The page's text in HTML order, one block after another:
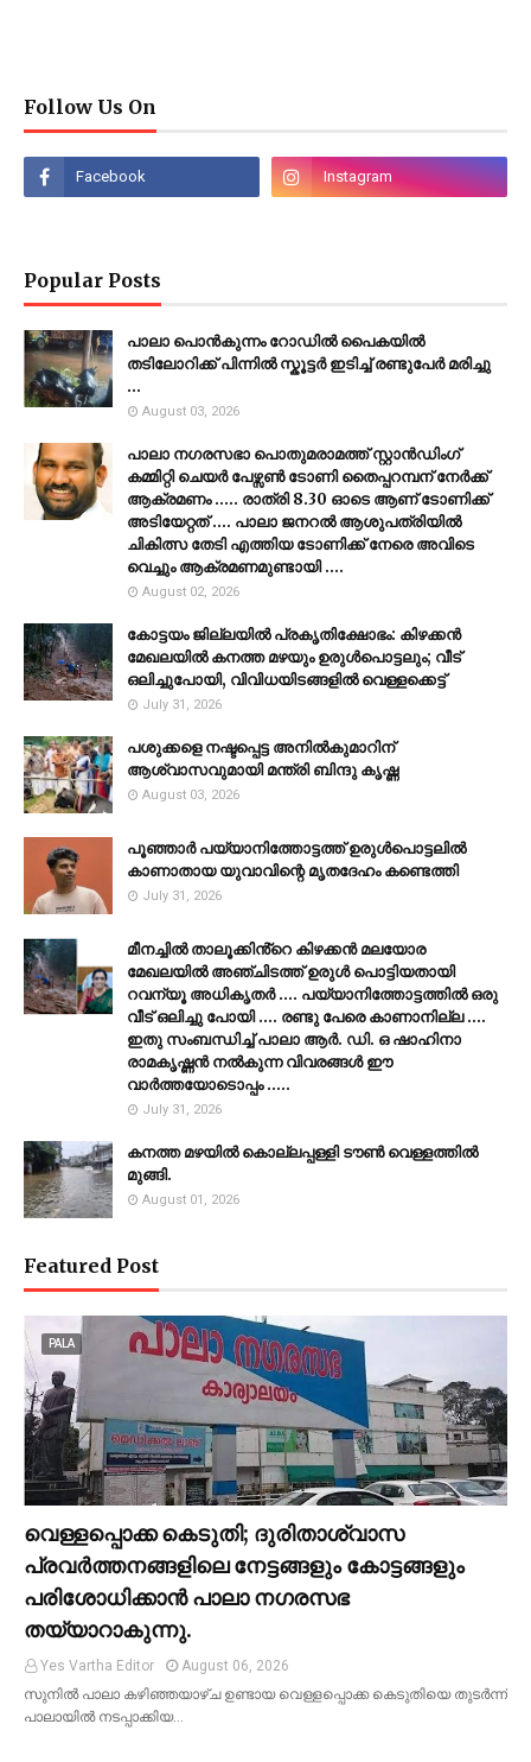
Follow Us On
Popular Posts
പാലാ പൊൻകുന്നം റോഡിൽ പൈകയിൽ
തടിലോറിക്ക് പിന്നിൽ സ്കൂട്ടർ ഇടിച്ച് രണ്ടുപേർ മരിച്ചു
...
August 03, 2026
പാലാ നഗരസഭാ പൊതുമരാമത്ത് സ്റ്റാൻഡിംഗ്
കമ്മിറ്റി ചെയർ പേഴ്സൺ ടോണി തൈപ്പറമ്പന് നേർക്ക്
ആക്രമണം ..... രാത്രി 8.30 ഓടെ ആണ് ടോണിക്ക്
അടിയേറ്റത് .... പാലാ ജനറൽ ആശുപത്രിയിൽ
ചികിത്സ തേടി എത്തിയ ടോണിക്ക് നേരെ അവിടെ
വെച്ചും ആക്രമണമുണ്ടായി ....
August 02, 2026
കോട്ടയം ജില്ലയില്‍ പ്രകൃതിക്ഷോഭം: കിഴക്കന്‍
മേഖലയില്‍ കനത്ത മഴയും ഉരുള്‍പൊട്ടലും; വീട്
ഒലിച്ചുപോയി, വിവിധയിടങ്ങളില്‍ വെള്ളക്കെട്ട്
July 31, 2026
പശുക്കളെ നഷ്ടപ്പെട്ട അനിൽകുമാറിന്
ആശ്വാസവുമായി മന്ത്രി ബിന്ദു കൃഷ്ണ
August 03, 2026
പൂഞ്ഞാര്‍ പയ്യാനിത്തോട്ടത്ത് ഉരുള്‍പൊട്ടലില്‍
കാണാതായ യുവാവിന്റെ മൃതദേഹം കണ്ടെത്തി
July 31, 2026
മീനച്ചിൽ താലൂക്കിൻ്റെ കിഴക്കൻ മലയോര
മേഖലയിൽ അഞ്ചിടത്ത് ഉരുൾ പൊട്ടിയതായി
റവന്യൂ അധികൃതർ .... പയ്യാനിത്തോട്ടത്തിൽ ഒരു
വീട് ഒലിച്ചു പോയി .... രണ്ടു പേരെ കാണാനില്ല ....
ഇതു സംബന്ധിച്ച് പാലാ ആർ. ഡി. ഒ ഷാഹിനാ
രാമകൃഷ്ണൻ നൽകുന്ന വിവരങ്ങൾ ഈ
വാർത്തയോടൊപ്പം .....
July 31, 2026
കനത്ത മഴയില്‍ കൊല്ലപ്പള്ളി ടൗണ്‍ വെള്ളത്തില്‍
മുങ്ങി.
August 01, 2026
Featured Post
PALA
വെള്ളപ്പൊക്ക കെടുതി; ദുരിതാശ്വാസ
പ്രവര്‍ത്തനങ്ങളിലെ നേട്ടങ്ങളും കോട്ടങ്ങളും
പരിശോധിക്കാന്‍ പാലാ നഗരസഭ
തയ്യാറാകുന്നു.
Yes Vartha Editor
August 06, 2026
സുനില്‍ പാലാ കഴിഞ്ഞയാഴ്ച ഉണ്ടായ വെള്ളപ്പൊക്ക കെടുതിയെ തുടര്‍ന്ന്
പാലായില്‍ നടപ്പാക്കിയ…